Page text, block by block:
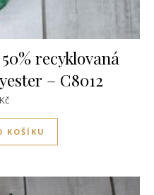
recyklovaná
– C8012
Kč
KOŠÍKU